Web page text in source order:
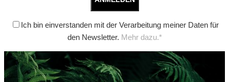
Ich bin einverstanden mit der Verarbeitung meiner Daten für
den Newsletter. Mehr dazu.*